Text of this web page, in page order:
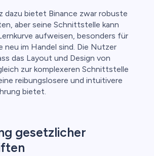
dazu bietet Binance zwar robuste
aber seine Schnittstelle kann
aufweisen, besonders für
neu im Handel sind. Die Nutzer
das Layout und Design von
zur komplexeren Schnittstelle
reibungslosere und intuitivere
bietet.
gesetzlicher